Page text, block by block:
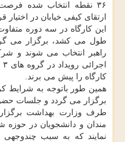
۳۶ نقطه انتخاب شده
ارتقای کیفی خیابان در اختیار
این کارگاه در سه دوره
راهبر انتخاب می شوند و
کارگاه را پیش می برند.
همین طور باتوجه به شرایط
برگزار می گردد و جلسات
طرف وزارت بهداشت
مندان و دانشجویان در حوزه
نمایند که به سبب